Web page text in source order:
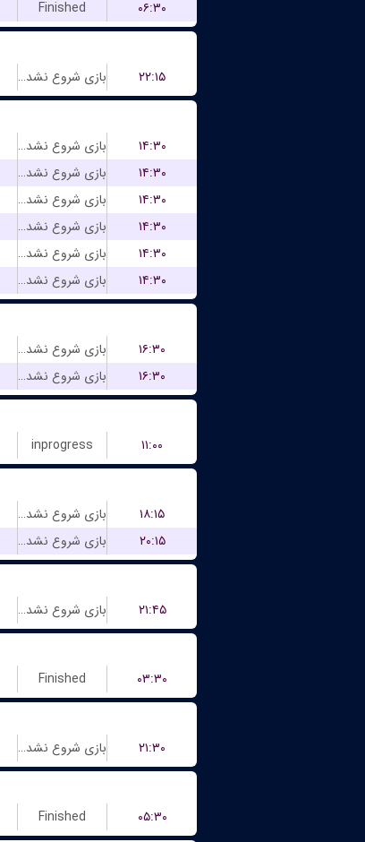
Finished
۰۶:۳۰
بازی شروع نشده است
۲۲:۱۵
بازی شروع نشده است
۱۴:۳۰
بازی شروع نشده است
۱۴:۳۰
بازی شروع نشده است
۱۴:۳۰
بازی شروع نشده است
۱۴:۳۰
بازی شروع نشده است
۱۴:۳۰
بازی شروع نشده است
۱۴:۳۰
بازی شروع نشده است
۱۶:۳۰
بازی شروع نشده است
۱۶:۳۰
inprogress
۱۱:۰۰
بازی شروع نشده است
۱۸:۱۵
بازی شروع نشده است
۲۰:۱۵
بازی شروع نشده است
۲۱:۴۵
Finished
۰۳:۳۰
بازی شروع نشده است
۲۱:۳۰
Finished ۰۵:۳۰